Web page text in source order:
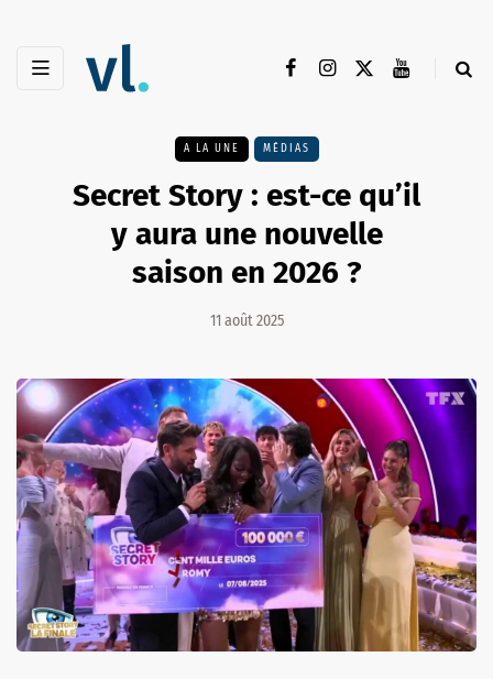
A LA UNE MÉDIAS
Secret Story : est-ce qu’il
y aura une nouvelle
saison en 2026 ?
11 août 2025